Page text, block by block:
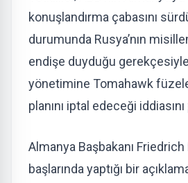
konuşlandırma çabasını
durumunda Rusya’nın
endişe duyduğu
yönetimine Tomahawk
planını iptal edeceği iddiasını
Almanya Başbakanı Friedrich
başlarında yaptığı bir